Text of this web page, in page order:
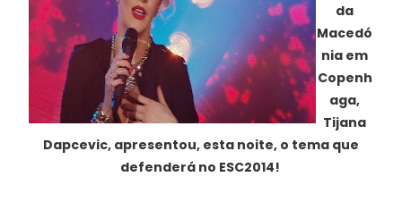
da
Macedó
nia em
Copenh
aga,
Tijana
Dapcevic, apresentou, esta noite, o tema que
defenderá no ESC2014!